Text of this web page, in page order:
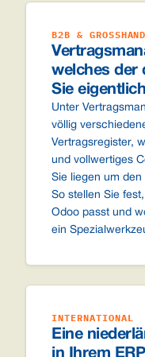
B2B &
welches der
Sie
Unter
völlig
Vertragsregister,
und vollwertiges
Sie liegen um
So stellen Sie
Odoo passt und
ein
INTERNATIONAL
Eine
in Ihrem